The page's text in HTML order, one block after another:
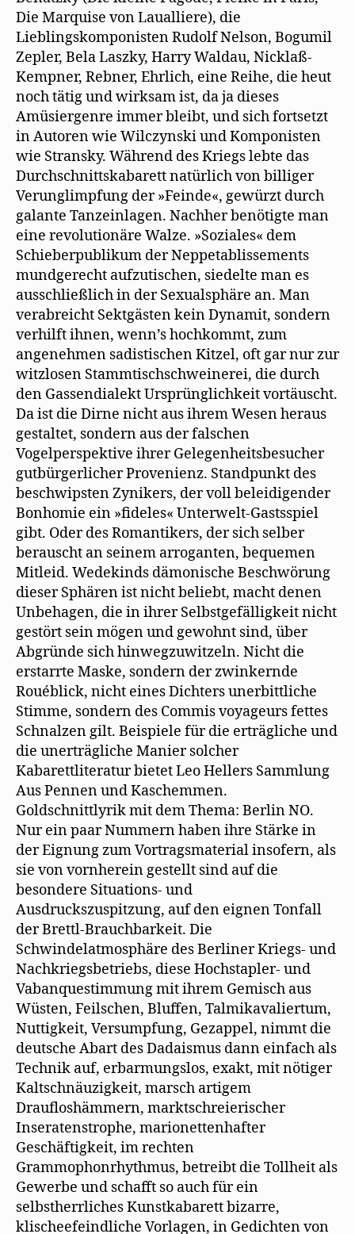
Die Marquise von Laualliere), die
Lieblingskomponisten Rudolf Nelson, Bogumil
Zepler, Bela Laszky, Harry Waldau, Nicklaß-
Kempner, Rebner, Ehrlich, eine Reihe, die heut
noch tätig und wirksam ist, da ja dieses
Amüsiergenre immer bleibt, und sich fortsetzt
in Autoren wie Wilczynski und Komponisten
wie Stransky. Während des Kriegs lebte das
Durchschnittskabarett natürlich von billiger
Verunglimpfung der »Feinde«, gewürzt durch
galante Tanzeinlagen. Nachher benötigte man
eine revolutionäre Walze. »Soziales« dem
Schieberpublikum der Neppetablissements
mundgerecht aufzutischen, siedelte man es
ausschließlich in der Sexualsphäre an. Man
verabreicht Sektgästen kein Dynamit, sondern
verhilft ihnen, wenn’s hochkommt, zum
angenehmen sadistischen Kitzel, oft gar nur zur
witzlosen Stammtischschweinerei, die durch
den Gassendialekt Ursprünglichkeit vortäuscht.
Da ist die Dirne nicht aus ihrem Wesen heraus
gestaltet, sondern aus der falschen
Vogelperspektive ihrer Gelegenheitsbesucher
gutbürgerlicher Provenienz. Standpunkt des
beschwipsten Zynikers, der voll beleidigender
Bonhomie ein »fideles« Unterwelt-Gastsspiel
gibt. Oder des Romantikers, der sich selber
berauscht an seinem arroganten, bequemen
Mitleid. Wedekinds dämonische Beschwörung
dieser Sphären ist nicht beliebt, macht denen
Unbehagen, die in ihrer Selbstgefälligkeit nicht
gestört sein mögen und gewohnt sind, über
Abgründe sich hinwegzuwitzeln. Nicht die
erstarrte Maske, sondern der zwinkernde
Rouéblick, nicht eines Dichters unerbittliche
Stimme, sondern des Commis voyageurs fettes
Schnalzen gilt. Beispiele für die erträgliche und
die unerträgliche Manier solcher
Kabarettliteratur bietet Leo Hellers Sammlung
Aus Pennen und Kaschemmen.
Goldschnittlyrik mit dem Thema: Berlin NO.
Nur ein paar Nummern haben ihre Stärke in
der Eignung zum Vortragsmaterial insofern, als
sie von vornherein gestellt sind auf die
besondere Situations- und
Ausdruckszuspitzung, auf den eignen Tonfall
der Brettl-Brauchbarkeit. Die
Schwindelatmosphäre des Berliner Kriegs- und
Nachkriegsbetriebs, diese Hochstapler- und
Vabanquestimmung mit ihrem Gemisch aus
Wüsten, Feilschen, Bluffen, Talmikavaliertum,
Nuttigkeit, Versumpfung, Gezappel, nimmt die
deutsche Abart des Dadaismus dann einfach als
Technik auf, erbarmungslos, exakt, mit nötiger
Kaltschnäuzigkeit, marsch artigem
Draufloshämmern, marktschreierischer
Inseratenstrophe, marionettenhafter
Geschäftigkeit, im rechten
Grammophonrhythmus, betreibt die Tollheit als
Gewerbe und schafft so auch für ein
selbstherrliches Kunstkabarett bizarre,
klischeefeindliche Vorlagen, in Gedichten von